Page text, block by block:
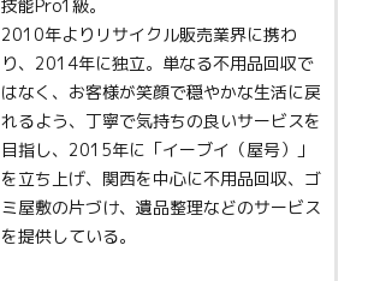
技能Pro1級。
2010年よりリサイクル販売業界に携わ
り、2014年に独立。単なる不用品回収で
はなく、お客様が笑顔で穏やかな生活に戻
れるよう、丁寧で気持ちの良いサービスを
目指し、2015年に「イーブイ（屋号）」
を立ち上げ、関西を中心に不用品回収、ゴ
ミ屋敷の片づけ、遺品整理などのサービス
を提供している。